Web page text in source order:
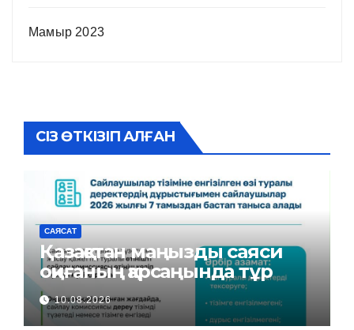
Мамыр 2023
СІЗ ӨТКІЗІП АЛҒАН
САЯСАТ
Қазақстан маңызды саяси
оқиғаның қарсаңында тұр
10.08.2026